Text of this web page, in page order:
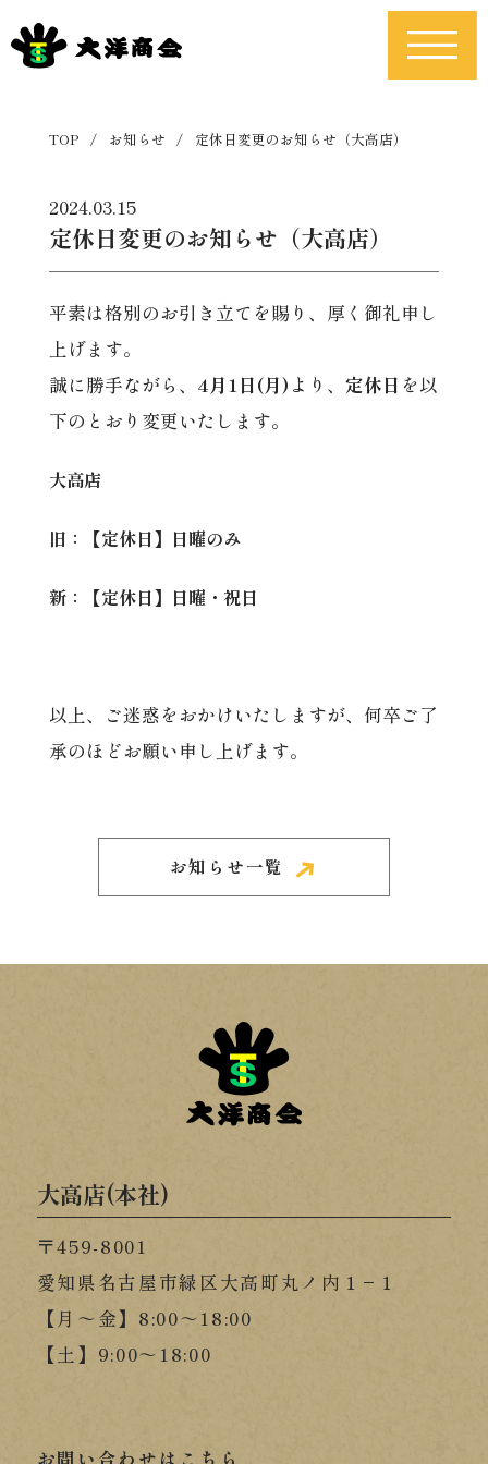
TOP / お知らせ / 定休日変更のお知らせ（大高店）
2024.03.15
定休日変更のお知らせ（大高店）
平素は格別のお引き立てを賜り、厚く御礼申し
上げます。
誠に勝手ながら、 4月1日(月) より、 定休日 を以
下のとおり変更いたします。
大高店
旧：【定休日】日曜のみ
新：【定休日】日曜・祝日
以上、ご迷惑をおかけいたしますが、何卒ご了
承のほどお願い申し上げます。
お知らせ一覧
大高店(本社)
〒459-8001
愛知県名古屋市緑区大高町丸ノ内１−１
【月～金】8:00～18:00
【土】9:00～18:00
お問い合わせはこちら